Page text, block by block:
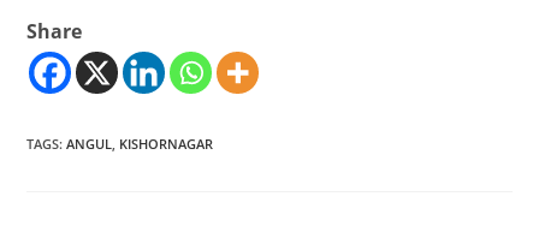
Share
TAGS:ANGUL KISHORNAGAR